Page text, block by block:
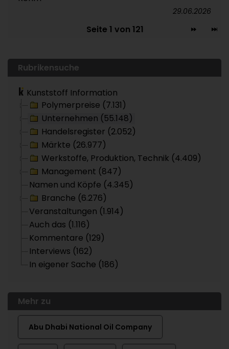
29.06.2026
Seite 1 von 121
Rubrikensuche
Kunststoff Information
Polymerpreise (7.131)
Unternehmen (55.148)
Handelsregister (2.052)
Märkte (26.977)
Werkstoffe, Produktion, Technik (4.409)
Management (847)
Namen und Köpfe (4.345)
Branche (6.276)
Veranstaltungen (1.914)
Auch das (1.116)
Kommentare (129)
Interviews (162)
In eigener Sache (186)
Mehr zu
Abu Dhabi National Oil Company